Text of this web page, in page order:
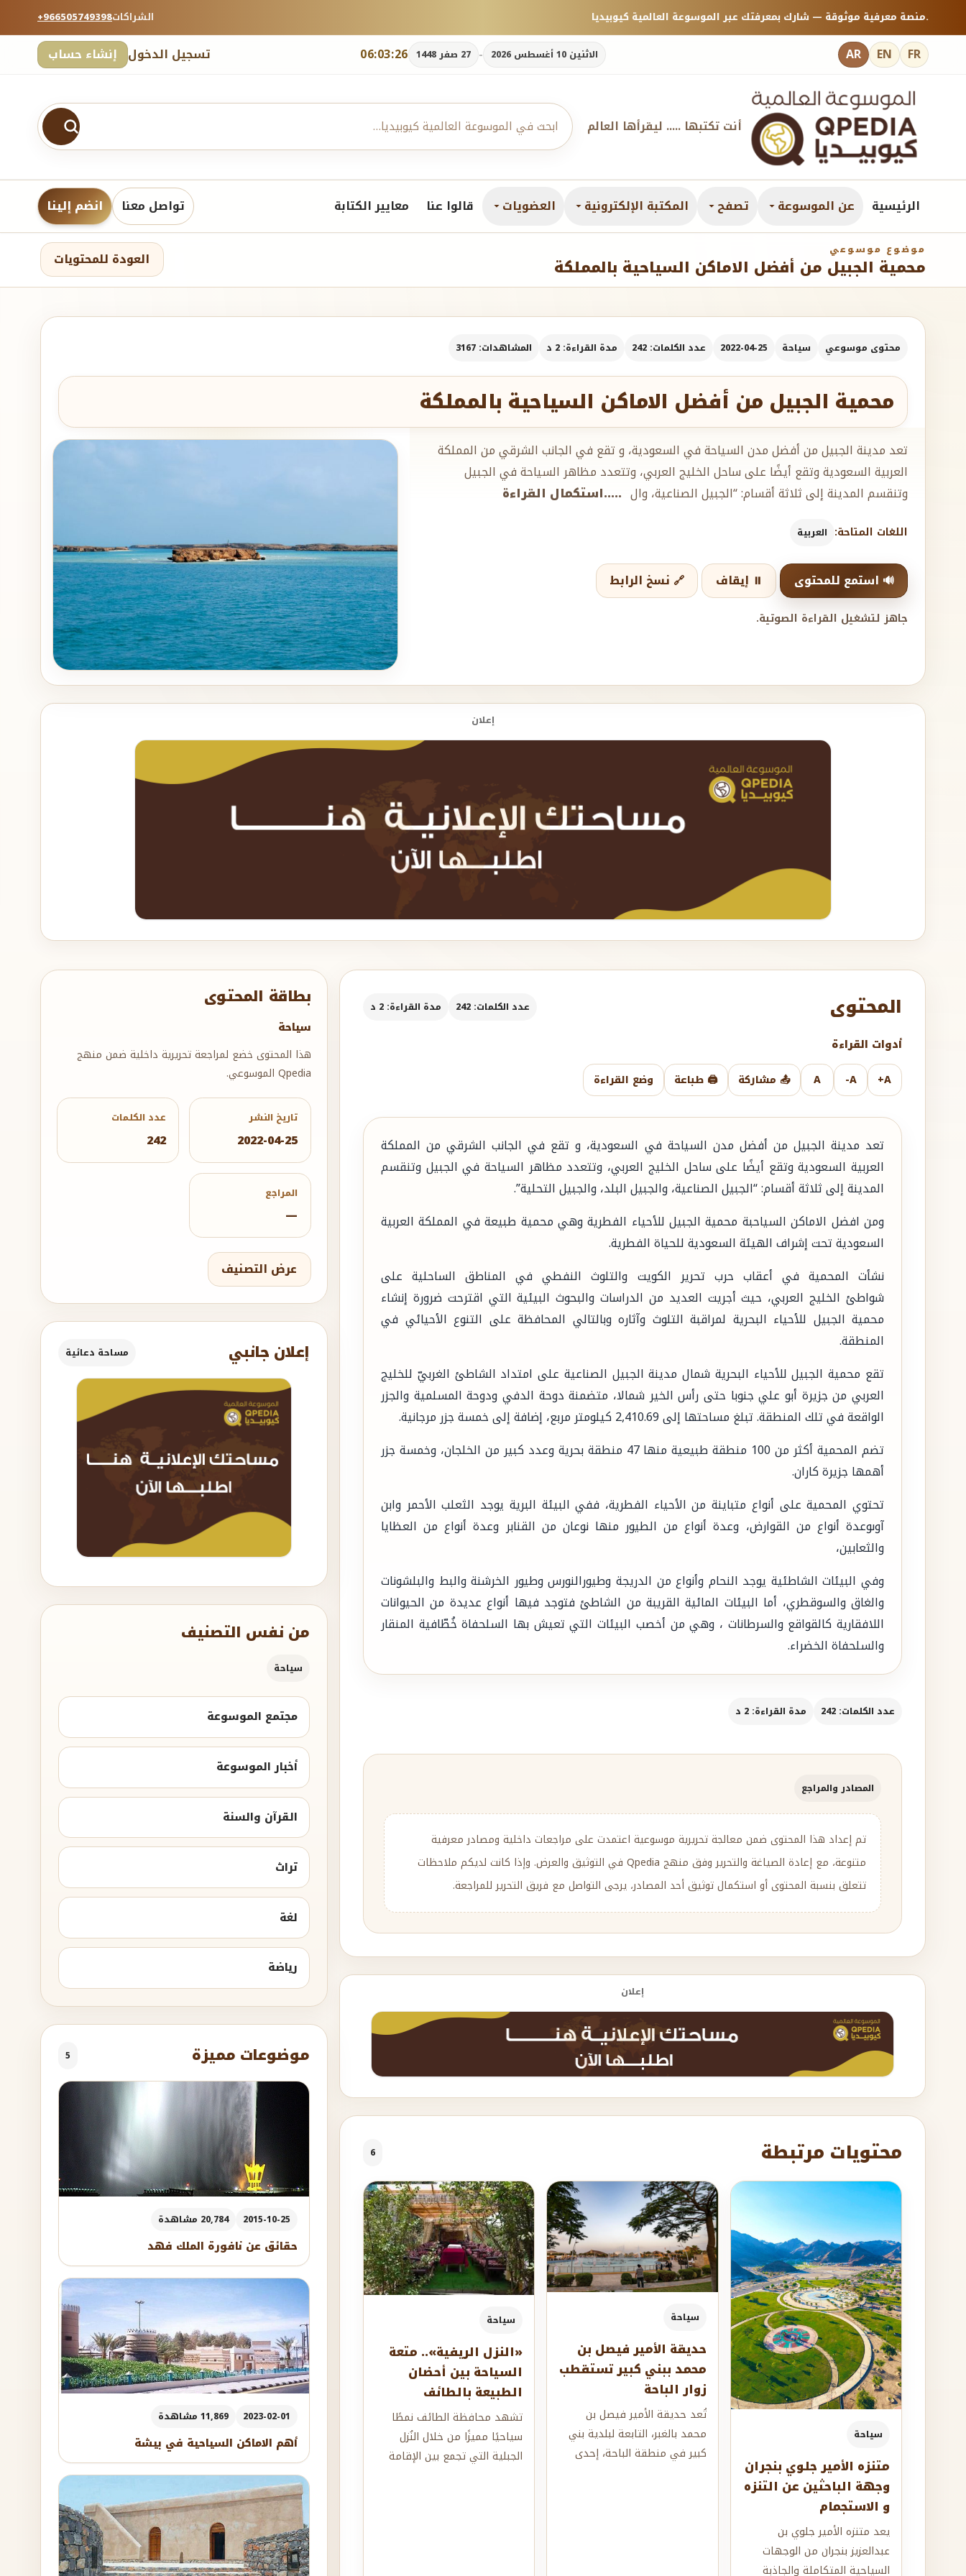
+966505749398الشراكات منصة معرفية موثوقة — شارك بمعرفتك عبر الموسوعة العالمية كيوبيديا.
تسجيل الدخول إنشاء حساب 06:03:27 الاثنين 10 أغسطس 2026 - 27 صفر 1448 AR EN FR
أنت تكتبها ..... ليقرأها العالم
الرئيسية عن الموسوعة تصفح المكتبة الإلكترونية العضويات قالوا عنا معايير الكتابة تواصل معنا انضم إلينا
موضوع موسوعي
محمية الجبيل من أفضل الاماكن السياحية بالمملكة العودة للمحتويات
محتوى موسوعي سياحة 2022-04-25 عدد الكلمات: 242 مدة القراءة: 2 د المشاهدات: 3167
محمية الجبيل من أفضل الاماكن السياحية بالمملكة
تعد مدينة الجبيل من أفضل مدن السياحة في السعودية، و تقع في الجانب الشرقي من المملكة
العربية السعودية وتقع أيضًا على ساحل الخليج العربي، وتتعدد مظاهر السياحة في الجبيل
وتنقسم المدينة إلى ثلاثة أقسام: “الجبيل الصناعية، وال .....استكمال القراءة
اللغات المتاحة: العربية
🔊 استمع للمحتوى ⏸️ إيقاف 🔗 نسخ الرابط
جاهز لتشغيل القراءة الصوتية.
إعلان
بطاقة المحتوى
سياحة
هذا المحتوى خضع لمراجعة تحريرية داخلية ضمن منهج
Qpedia الموسوعي.
تاريخ النشر
2022-04-25
عدد الكلمات
242
المراجع
—
عرض التصنيف
إعلان جانبي مساحة دعائية
من نفس التصنيف
سياحة
مجتمع الموسوعة
أخبار الموسوعة
القرآن والسنة
تراث
لغة
رياضة
موضوعات مميزة 5
2015-10-25 20,784 مشاهدة
حقائق عن نافورة الملك فهد
2023-02-01 11,869 مشاهدة
أهم الاماكن السياحية في بيشة
المحتوى عدد الكلمات: 242 مدة القراءة: 2 د
أدوات القراءة
A+
A-
A 📤 مشاركة 🖨️ طباعة وضع القراءة
تعد مدينة الجبيل من أفضل مدن السياحة في السعودية، و تقع في الجانب الشرقي من المملكة
العربية السعودية وتقع أيضًا على ساحل الخليج العربي، وتتعدد مظاهر السياحة في الجبيل وتنقسم
المدينة إلى ثلاثة أقسام: “الجبيل الصناعية، والجبيل البلد، والجبيل التحلية”.
ومن افضل الاماكن السياحبة محمية الجبيل للأحياء الفطرية وهي محمية طبيعة في المملكة العربية
السعودية تحت إشراف الهيئة السعودية للحياة الفطرية.
نشأت المحمية في أعقاب حرب تحرير الكويت والتلوث النفطي في المناطق الساحلية على
شواطئ الخليج العربي، حيث أجريت العديد من الدراسات والبحوث البيئية التي اقترحت ضرورة إنشاء
محمية الجبيل للأحياء البحرية لمراقبة التلوث وآثاره وبالتالي المحافظة على التنوع الأحيائي في
المنطقة.
تقع محمية الجبيل للأحياء البحرية شمال مدينة الجبيل الصناعية على امتداد الشاطئ الغربيّ للخليج
العربي من جزيرة أبو علي جنوبا حتى رأس الخير شمالا، متضمنة دوحة الدفي ودوحة المسلمية والجزر
الواقعة في تلك المنطقة. تبلغ مساحتها إلى 2,410.69 كيلومتر مربع، إضافة إلى خمسة جزر مرجانية.
تضم المحمية أكثر من 100 منطقة طبيعية منها 47 منطقة بحرية وعدد كبير من الخلجان، وخمسة جزر
أهمها جزيرة كاران.
تحتوي المحمية على أنواع متباينة من الأحياء الفطرية، ففي البيئة البرية يوجد الثعلب الأحمر وابن
آوىوعدة أنواع من القوارض، وعدة أنواع من الطيور منها نوعان من القنابر وعدة أنواع من العظايا
والثعابين،
وفي البيئات الشاطئية يوجد النحام وأنواع من الدريجة وطيورالنورس وطيور الخرشنة والبط والبلشونات
والغاق والسوقطري، أما البيئات المائية القريبة من الشاطئ فتوجد فيها أنواع عديدة من الحيوانات
اللافقارية كالقواقع والسرطانات ، وهي من أخصب البيئات التي تعيش بها السلحفاة خُطّافية المنقار
والسلحفاة الخضراء.
عدد الكلمات: 242 مدة القراءة: 2 د
المصادر والمراجع
تم إعداد هذا المحتوى ضمن معالجة تحريرية موسوعية اعتمدت على مراجعات داخلية ومصادر معرفية
متنوعة، مع إعادة الصياغة والتحرير وفق منهج Qpedia في التوثيق والعرض. وإذا كانت لديكم ملاحظات
تتعلق بنسبة المحتوى أو استكمال توثيق أحد المصادر، يرجى التواصل مع فريق التحرير للمراجعة.
إعلان
محتويات مرتبطة 6
سياحة
متنزه الأمير جلوي بنجران
وجهة الباحثين عن التنزه
و الاستجمام
يعد متنزه الأمير جلوي بن
عبدالعزيز بنجران من الوجهات
السياحية المتكاملة والجاذبة
سياحة
حديقة الأمير فيصل بن
محمد ببني كبير تستقطب
زوار الباحة
تُعد حديقة الأمير فيصل بن
محمد بالغبر، التابعة لبلدية بني
كبير في منطقة الباحة، إحدى
سياحة
«النزل الريفية».. متعة
السياحة بين أحضان
الطبيعة بالطائف
تشهد محافظة الطائف نمطًا
سياحيًا مميزًا من خلال النُزل
الجبلية التي تجمع بين الإقامة